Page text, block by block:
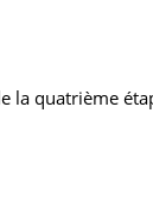
la quatrième